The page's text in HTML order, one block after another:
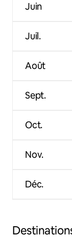
Juin
Juil.
Août
Sept.
Oct.
Nov.
Déc.